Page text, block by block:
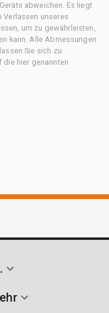
abweichen. Es liegt
Verlassen unseres
um zu gewährleisten,
kann. Alle Abmessungen
Sie sich zu
hier genannten